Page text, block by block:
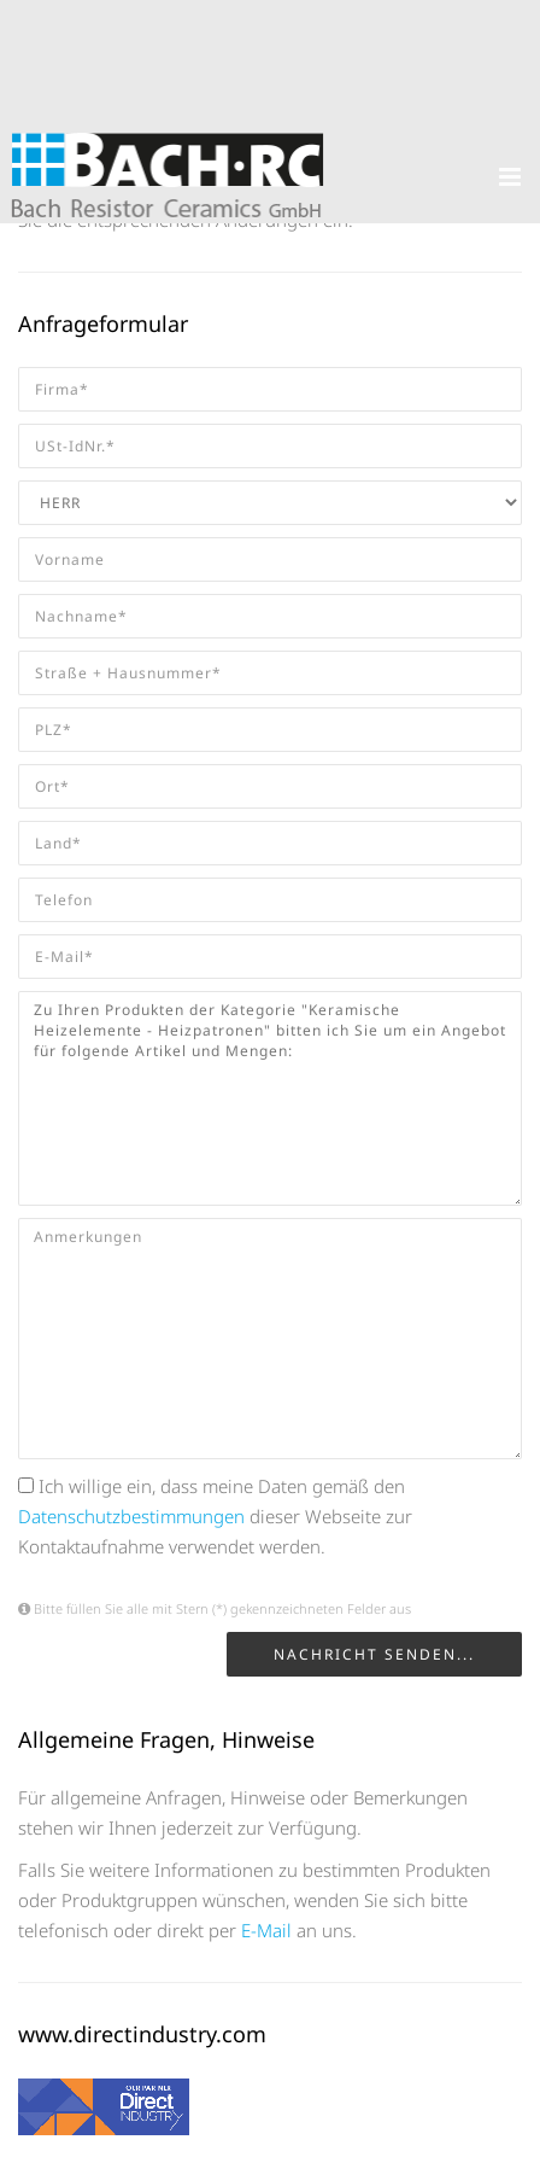
Produktanfrage
Bitte nutzen Sie das folgende Anfrageformular und tragen
Sie die entsprechenden Änderungen ein.
Anfrageformular
Ich willige ein, dass meine Daten gemäß den
Datenschutzbestimmungen dieser Webseite zur
Kontaktaufnahme verwendet werden.
Bitte füllen Sie alle mit Stern (*) gekennzeichneten Felder aus
NACHRICHT SENDEN...
Allgemeine Fragen, Hinweise
Für allgemeine Anfragen, Hinweise oder Bemerkungen
stehen wir Ihnen jederzeit zur Verfügung.
Falls Sie weitere Informationen zu bestimmten Produkten
oder Produktgruppen wünschen, wenden Sie sich bitte
telefonisch oder direkt per E-Mail an uns.
www.directindustry.com